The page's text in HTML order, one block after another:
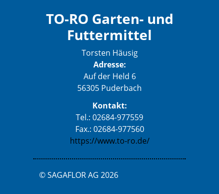
TO-RO Garten- und
Futtermittel
Torsten Häusig
Adresse:
Auf der Held 6
56305 Puderbach
Kontakt:
Tel.: 02684-977559
Fax.: 02684-977560
https://www.to-ro.de/
© SAGAFLOR AG 2026